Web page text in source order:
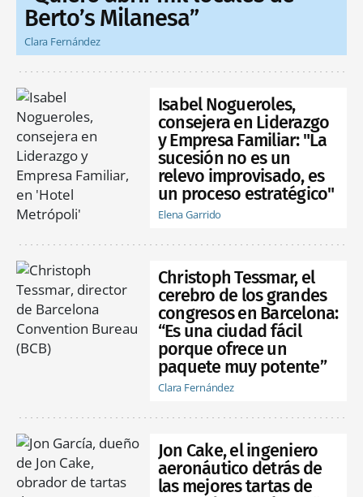
Berto’s Milanesa”
Clara Fernández
Isabel Nogueroles,
consejera en Liderazgo
y Empresa Familiar: "La
sucesión no es un
relevo improvisado, es
un proceso estratégico"
Elena Garrido
Christoph Tessmar, el
cerebro de los grandes
congresos en Barcelona:
“Es una ciudad fácil
porque ofrece un
paquete muy potente”
Clara Fernández
Jon Cake, el ingeniero
aeronáutico detrás de
las mejores tartas de